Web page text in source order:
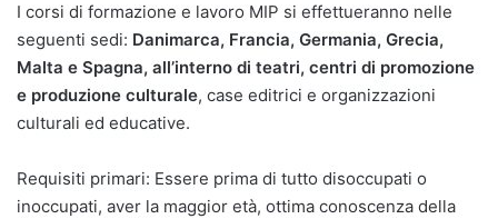
I corsi di formazione e lavoro MIP si effettueranno nelle
seguenti sedi: Danimarca, Francia, Germania, Grecia,
Malta e Spagna, all’interno di teatri, centri di promozione
e produzione culturale, case editrici e organizzazioni
culturali ed educative.
Requisiti primari: Essere prima di tutto disoccupati o
inoccupati, aver la maggior età, ottima conoscenza della